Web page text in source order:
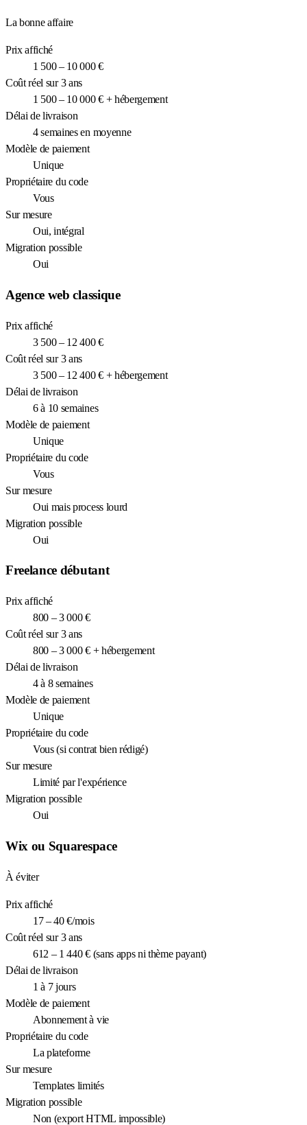
La bonne affaire
Prix affiché
1 500 – 10 000 €
Coût réel sur 3 ans
1 500 – 10 000 € + hébergement
Délai de livraison
4 semaines en moyenne
Modèle de paiement
Unique
Propriétaire du code
Vous
Sur mesure
Oui, intégral
Migration possible
Oui
Agence web classique
Prix affiché
3 500 – 12 400 €
Coût réel sur 3 ans
3 500 – 12 400 € + hébergement
Délai de livraison
6 à 10 semaines
Modèle de paiement
Unique
Propriétaire du code
Vous
Sur mesure
Oui mais process lourd
Migration possible
Oui
Freelance débutant
Prix affiché
800 – 3 000 €
Coût réel sur 3 ans
800 – 3 000 € + hébergement
Délai de livraison
4 à 8 semaines
Modèle de paiement
Unique
Propriétaire du code
Vous (si contrat bien rédigé)
Sur mesure
Limité par l'expérience
Migration possible
Oui
Wix ou Squarespace
À éviter
Prix affiché
17 – 40 €/mois
Coût réel sur 3 ans
612 – 1 440 € (sans apps ni thème payant)
Délai de livraison
1 à 7 jours
Modèle de paiement
Abonnement à vie
Propriétaire du code
La plateforme
Sur mesure
Templates limités
Migration possible
Non (export HTML impossible)